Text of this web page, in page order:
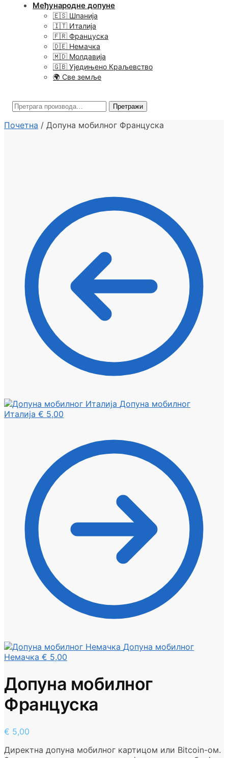
Претрага
Претражи
Међународне допуне
🇪🇸 Шпанија
🇮🇹 Италија
🇫🇷 Француска
🇩🇪 Немачка
🇲🇩 Молдавија
🇬🇧 Уједињено Краљевство
🌍 Све земље
Почетна / Допуна мобилног Француска
Допуна мобилног
Италија € 5,00
Допуна мобилног
Немачка € 5,00
Допуна мобилног
Француска
€ 5,00
Директна допуна мобилног картицом или Bitcoin-ом.